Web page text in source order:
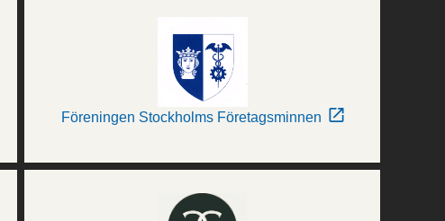
Föreningen Stockholms Företagsminnen